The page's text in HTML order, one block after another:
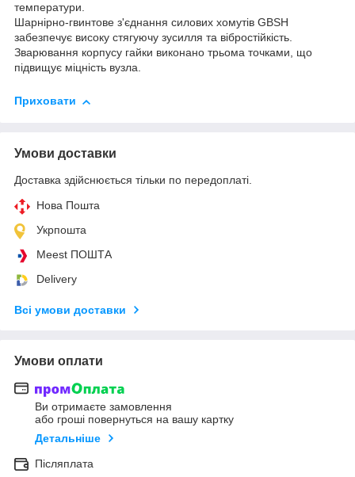
температури.
Шарнірно-гвинтове з'єднання силових хомутів GBSH
забезпечує високу стягуючу зусилля та вібростійкість.
Зварювання корпусу гайки виконано трьома точками, що
підвищує міцність вузла.
Приховати
Умови доставки
Доставка здійснюється тільки по передоплаті.
Нова Пошта
Укрпошта
Meest ПОШТА
Delivery
Всі умови доставки
Умови оплати
Ви отримаєте замовлення
або гроші повернуться на вашу картку
Детальніше
Післяплата